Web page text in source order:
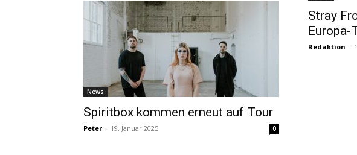
News
Spiritbox kommen erneut auf Tour
Peter - 19. Januar 2025 0
Stray
Europa-
Redaktion -